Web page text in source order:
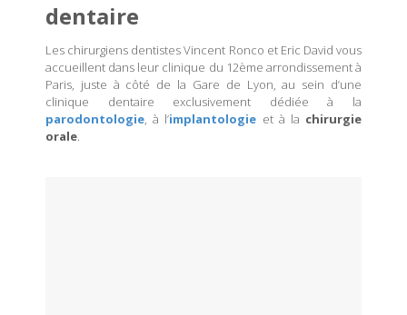
dentaire
Les chirurgiens dentistes Vincent Ronco et Eric David vous
accueillent dans leur clinique du 12ème arrondissement à
Paris, juste à côté de la Gare de Lyon, au sein d’une
clinique dentaire exclusivement dédiée à la
parodontologie, à l’implantologie et à la chirurgie
orale.